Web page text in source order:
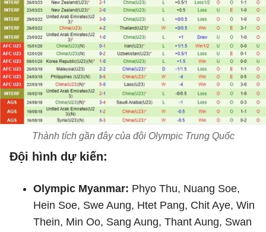
Thành tích gần đây của đội Olympic Trung Quốc
Đội hình dự kiến:
Olympic Myanmar: Phyo Thu, Nuang Soe,
Hein Soe, Swe Aung, Htet Pang, Chit Aye, Win
Thein, Min Oo, Sang Aung, Thant Aung, Swan